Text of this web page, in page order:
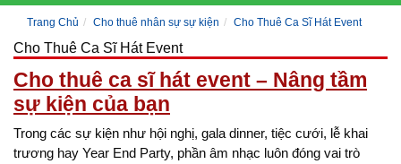
Trang Chủ Cho thuê nhân sự sự kiện Cho Thuê Ca Sĩ Hát Event
Cho Thuê Ca Sĩ Hát Event
Cho thuê ca sĩ hát event – Nâng tầm
sự kiện của bạn
Trong các sự kiện như hội nghị, gala dinner, tiệc cưới, lễ khai
trương hay Year End Party, phần âm nhạc luôn đóng vai trò